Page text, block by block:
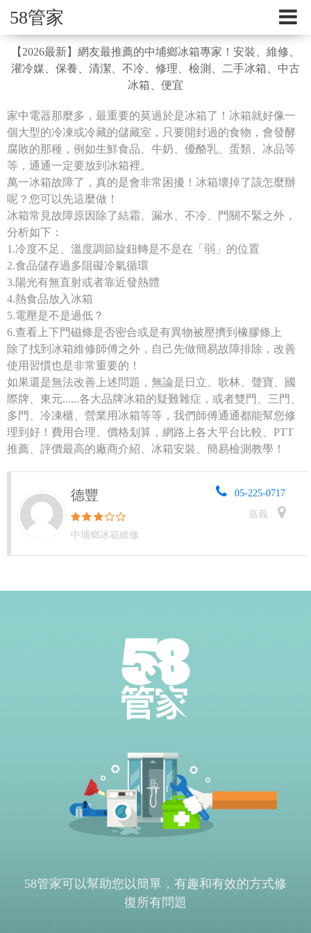
58管家
【2026最新】網友最推薦的中埔鄉冰箱專家！安裝、維修、
灌冷媒、保養、清潔、不冷、修理、檢測、二手冰箱、中古
冰箱、便宜
家中電器那麼多，最重要的莫過於是冰箱了！冰箱就好像一
個大型的冷凍或冷藏的儲藏室，只要開封過的食物，會發酵
腐敗的那種，例如生鮮食品、牛奶、優酪乳、蛋類、冰品等
等，通通一定要放到冰箱裡。
萬一冰箱故障了，真的是會非常困擾！冰箱壞掉了該怎麼辦
呢？您可以先這麼做！
冰箱常見故障原因除了結霜、漏水、不冷、門關不緊之外，
分析如下：
1.冷度不足、溫度調節旋鈕轉是不是在「弱」的位置
2.食品儲存過多阻礙冷氣循環
3.陽光有無直射或者靠近發熱體
4.熱食品放入冰箱
5.電壓是不是過低？
6.查看上下門磁條是否密合或是有異物被壓擠到橡膠條上
除了找到冰箱維修師傅之外，自己先做簡易故障排除，改善
使用習慣也是非常重要的！
如果還是無法改善上述問題，無論是日立、歌林、聲寶、國
際牌、東元......各大品牌冰箱的疑難雜症，或者雙門、三門、
多門、冷凍櫃、營業用冰箱等等，我們師傅通通都能幫您修
理到好！費用合理、價格划算，網路上各大平台比較、PTT
推薦、評價最高的廠商介紹、冰箱安裝、簡易檢測教學！
德豐
中埔鄉冰箱維修
05-225-0717
嘉義
58管家可以幫助您以簡單，有趣和有效的方式修
復所有問題